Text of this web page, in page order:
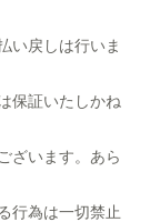
い戻しは行いま
保証いたしかね
ざいます。あら
行為は一切禁止